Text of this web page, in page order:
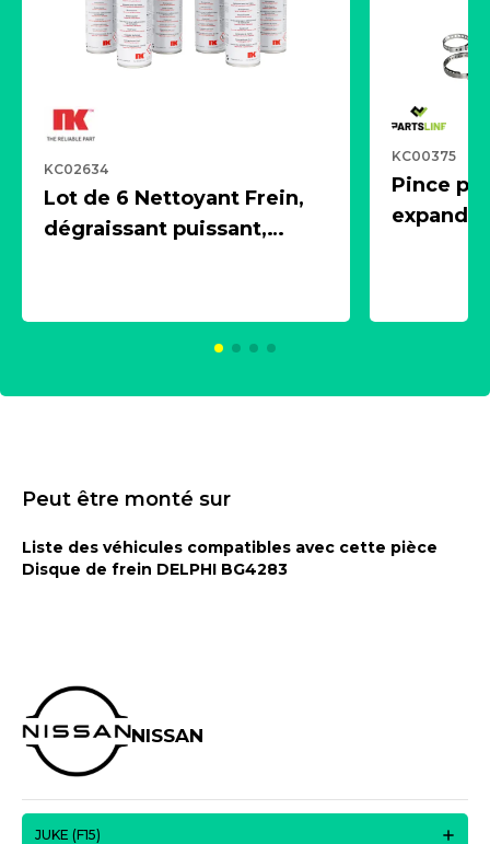
KC02634
Lot de 6 Nettoyant Frein,
dégraissant puissant,
KC00375
Pince
Peut être monté sur
Liste des véhicules compatibles avec cette pièce
Disque de frein DELPHI BG4283
NISSAN
JUKE (F15)